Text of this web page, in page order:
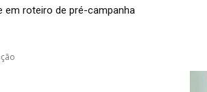
em roteiro de pré-campanha